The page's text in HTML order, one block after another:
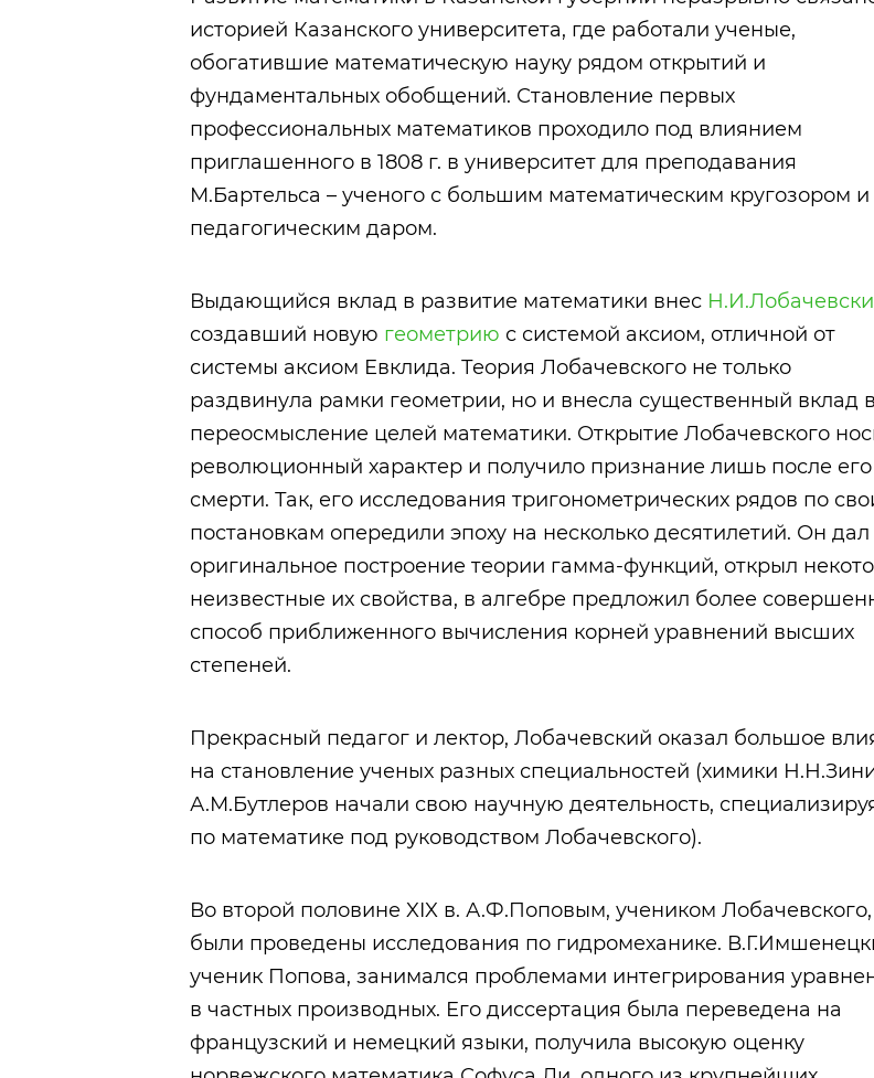
историей Казанского университета, где работали ученые,
обогатившие математическую науку рядом открытий и
фундаментальных обобщений. Становление первых
профессиональных математиков проходило под влиянием
приглашенного в 1808 г. в университет для преподавания
М.Бартельса – ученого с большим математическим кругозором и
педагогическим даром.
Выдающийся вклад в развитие математики внес
создавший новую геометрию с системой аксиом, отличной от
системы аксиом Евклида. Теория Лобачевского не только
раздвинула рамки геометрии, но и внесла существенный вклад в
переосмысление целей математики. Открытие Лобачевского
революционный характер и получило признание лишь после его
смерти. Так, его исследования тригонометрических рядов по
постановкам опередили эпоху на несколько десятилетий. Он дал
оригинальное построение теории гамма-функций, открыл
неизвестные их свойства, в алгебре предложил более
способ приближенного вычисления корней уравнений высших
степеней.
Прекрасный педагог и лектор, Лобачевский оказал большое
на становление ученых разных специальностей (химики
А.М.Бутлеров начали свою научную деятельность,
по математике под руководством Лобачевского).
Во второй половине XIX в. А.Ф.Поповым, учеником Лобачевского,
были проведены исследования по гидромеханике.
ученик Попова, занимался проблемами интегрирования
в частных производных. Его диссертация была переведена на
французский и немецкий языки, получила высокую оценку